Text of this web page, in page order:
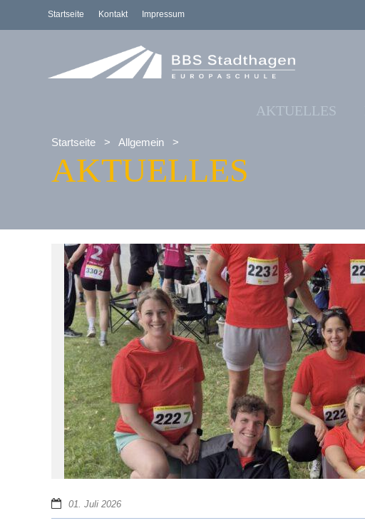
Startseite Kontakt Impressum
AKTUELLES
Startseite > Allgemein >
AKTUELLES
01. Juli 2026